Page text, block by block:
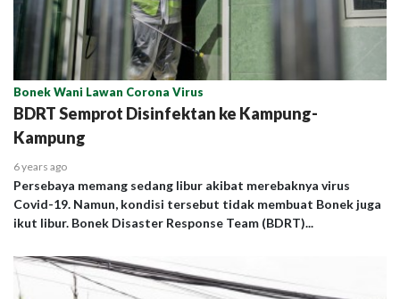
Bonek Wani Lawan Corona Virus
BDRT Semprot Disinfektan ke Kampung-
Kampung
6 years ago
Persebaya memang sedang libur akibat merebaknya virus
Covid-19. Namun, kondisi tersebut tidak membuat Bonek juga
ikut libur. Bonek Disaster Response Team (BDRT)...